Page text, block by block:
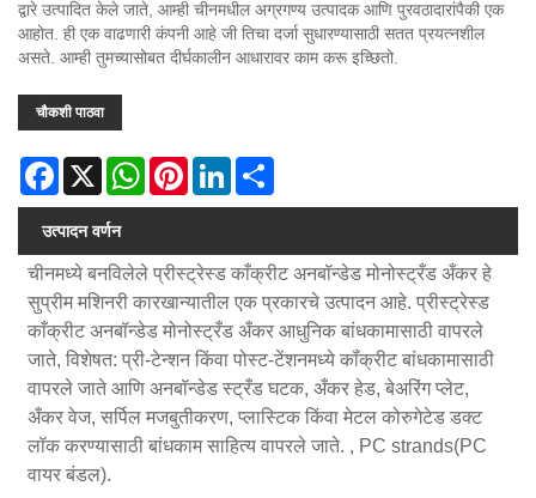
द्वारे उत्पादित केले जाते, आम्ही चीनमधील अग्रगण्य उत्पादक आणि पुरवठादारांपैकी एक
आहोत. ही एक वाढणारी कंपनी आहे जी तिचा दर्जा सुधारण्यासाठी सतत प्रयत्नशील
असते. आम्ही तुमच्यासोबत दीर्घकालीन आधारावर काम करू इच्छितो.
चौकशी पाठवा
Facebook
X WhatsAppPinterestLinkedIn
उत्पादन वर्णन
चीनमध्ये बनविलेले प्रीस्ट्रेस्ड काँक्रीट अनबॉन्डेड मोनोस्ट्रँड अँकर हे
सुप्रीम मशिनरी कारखान्यातील एक प्रकारचे उत्पादन आहे. प्रीस्ट्रेस्ड
काँक्रीट अनबॉन्डेड मोनोस्ट्रँड अँकर आधुनिक बांधकामासाठी वापरले
जाते, विशेषत: प्री-टेन्शन किंवा पोस्ट-टेंशनमध्ये कॉंक्रीट बांधकामासाठी
वापरले जाते आणि अनबॉन्डेड स्ट्रँड घटक, अँकर हेड, बेअरिंग प्लेट,
अँकर वेज, सर्पिल मजबुतीकरण, प्लास्टिक किंवा मेटल कोरुगेटेड डक्ट
लॉक करण्यासाठी बांधकाम साहित्य वापरले जाते. , PC strands(PC
वायर बंडल).